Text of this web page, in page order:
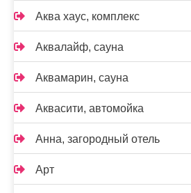
Аква хаус, комплекс
Аквалайф, сауна
Аквамарин, сауна
Аквасити, автомойка
Анна, загородный отель
Арт